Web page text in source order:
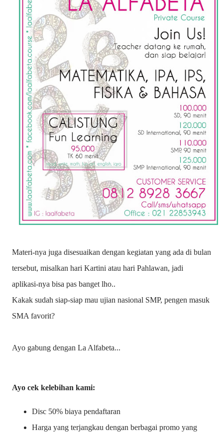
Materi-nya juga disesuaikan dengan kegiatan yang ada di bulan
tersebut, misalkan hari Kartini atau hari Pahlawan, jadi
aplikasi-nya bisa pas banget lho..
Kakak sudah siap-siap mau ujian nasional SMP, pengen masuk
SMA favorit?
Ayo gabung dengan La Alfabeta...
Ayo cek kelebihan kami:
Disc 50% biaya pendaftaran
Harga yang terjangkau dengan berbagai promo yang